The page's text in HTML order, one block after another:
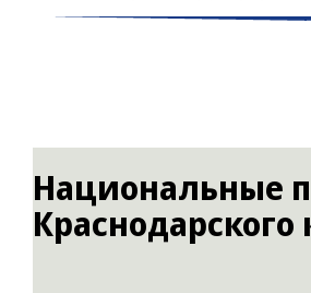
Национальные
Краснодарского